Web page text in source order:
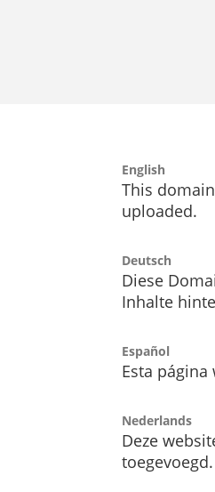
English
This
uploaded.
Deutsch
Diese
Inhalte
Español
Esta
Nederlands
Deze
toegevoegd.